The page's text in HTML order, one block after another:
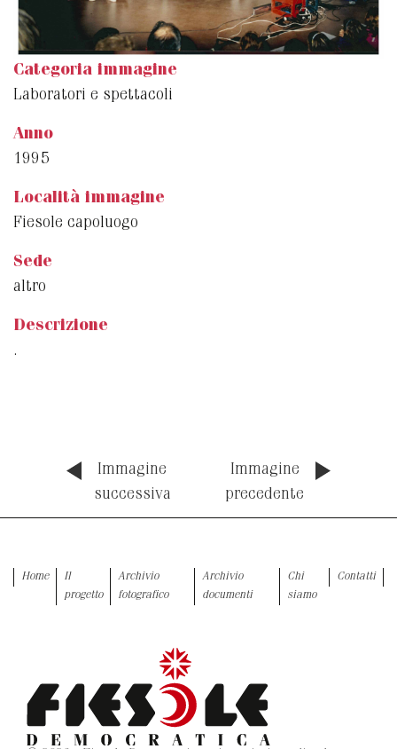
Categoria immagine
Laboratori e spettacoli
Anno
1995
Località immagine
Fiesole capoluogo
Sede
altro
Descrizione
.
Immagine
successiva
Immagine
precedente
Home
Il
progetto
Archivio
fotografico
Archivio
documenti
Chi
siamo
Contatti